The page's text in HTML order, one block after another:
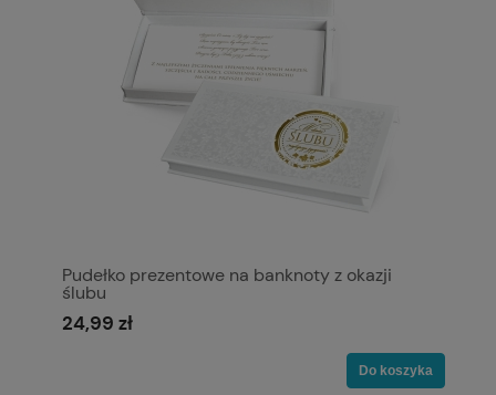
Pudełko prezentowe na banknoty z okazji
ślubu
24,99 zł
Do koszyka